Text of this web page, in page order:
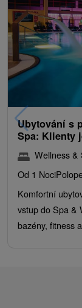
Ubytování s
Spa: Klienty
Wellness &
Od 1 Noci
Komfortní
vstup do Spa &
bazény, fitness